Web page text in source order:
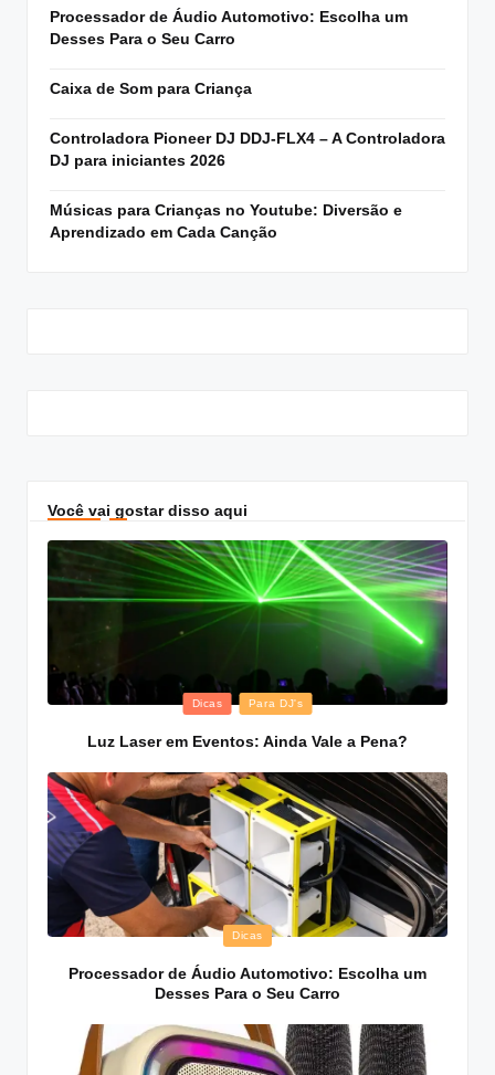
Processador de Áudio Automotivo: Escolha um
Desses Para o Seu Carro
Caixa de Som para Criança
Controladora Pioneer DJ DDJ-FLX4 – A Controladora
DJ para iniciantes 2026
Músicas para Crianças no Youtube: Diversão e
Aprendizado em Cada Canção
Você vai gostar disso aqui
Posted
Dicas Para DJ's
Luz Laser em Eventos: Ainda Vale a Pena?
Posted
Dicas
Processador de Áudio Automotivo: Escolha um
Desses Para o Seu Carro